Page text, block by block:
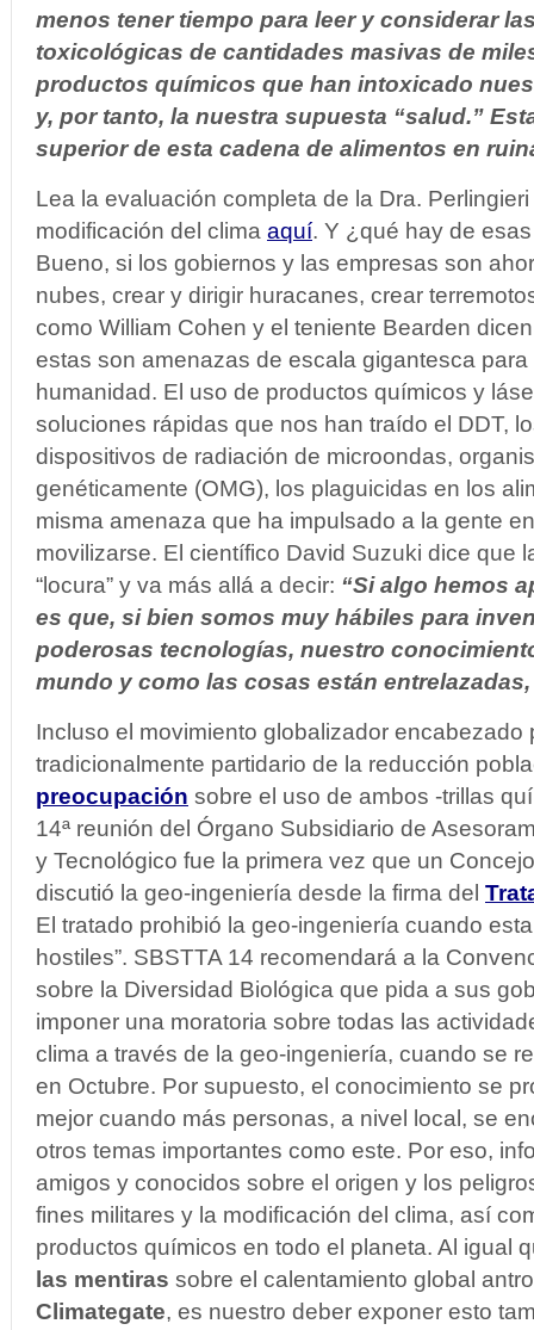
menos tener tiempo para leer y considerar
toxicológicas de cantidades masivas de
productos químicos que han intoxicado
y, por tanto, la nuestra supuesta “salud.”
superior de esta cadena de alimentos en
Lea la evaluación completa de la Dra.
modificación del clima aquí. Y ¿qué hay de
Bueno, si los gobiernos y las empresas son
nubes, crear y dirigir huracanes, crear
como William Cohen y el teniente Bearden
estas son amenazas de escala gigantesca
humanidad. El uso de productos químicos y
soluciones rápidas que nos han traído el DDT,
dispositivos de radiación de microondas,
genéticamente (OMG), los plaguicidas en los
misma amenaza que ha impulsado a la gente
movilizarse. El científico David Suzuki dice que
“locura” y va más allá a decir: “Si algo hemos
es que, si bien somos muy hábiles para
poderosas tecnologías, nuestro
mundo y como las cosas están
Incluso el movimiento globalizador encabezado
tradicionalmente partidario de la reducción
preocupación sobre el uso de ambos -trillas
14ª reunión del Órgano Subsidiario de
y Tecnológico fue la primera vez que un
discutió la geo-ingeniería desde la firma del
El tratado prohibió la geo-ingeniería cuando
hostiles”. SBSTTA 14 recomendará a la
sobre la Diversidad Biológica que pida a sus
imponer una moratoria sobre todas las
clima a través de la geo-ingeniería, cuando se
en Octubre. Por supuesto, el conocimiento se
mejor cuando más personas, a nivel local, se
otros temas importantes como este. Por eso,
amigos y conocidos sobre el origen y los
fines militares y la modificación del clima, así
productos químicos en todo el planeta. Al igual
las mentiras sobre el calentamiento global
Climategate, es nuestro deber exponer esto